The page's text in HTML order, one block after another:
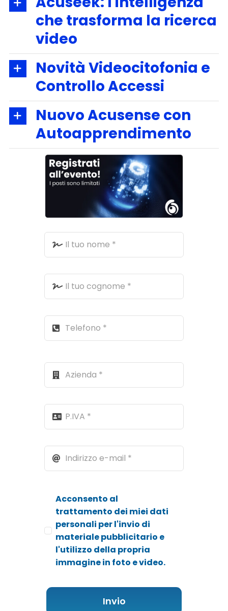
che trasforma la ricerca
video
Novità Videocitofonia e
Controllo Accessi
Nuovo Acusense con
Autoapprendimento
Acconsento al
trattamento dei miei dati
personali per l'invio di
materiale pubblicitario e
l'utilizzo della propria
immagine in foto e video.
Invio